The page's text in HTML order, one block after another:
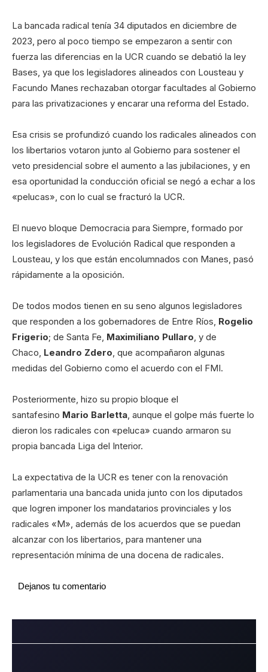
La bancada radical tenía 34 diputados en diciembre de
2023, pero al poco tiempo se empezaron a sentir con
fuerza las diferencias en la UCR cuando se debatió la ley
Bases, ya que los legisladores alineados con Lousteau y
Facundo Manes rechazaban otorgar facultades al Gobierno
para las privatizaciones y encarar una reforma del Estado.
Esa crisis se profundizó cuando los radicales alineados con
los libertarios votaron junto al Gobierno para sostener el
veto presidencial sobre el aumento a las jubilaciones, y en
esa oportunidad la conducción oficial se negó a echar a los
«pelucas», con lo cual se fracturó la UCR.
El nuevo bloque Democracia para Siempre, formado por
los legisladores de Evolución Radical que responden a
Lousteau, y los que están encolumnados con Manes, pasó
rápidamente a la oposición.
De todos modos tienen en su seno algunos legisladores
que responden a los gobernadores de Entre Ríos, Rogelio
Frigerio; de Santa Fe, Maximiliano Pullaro, y de
Chaco, Leandro Zdero, que acompañaron algunas
medidas del Gobierno como el acuerdo con el FMI.
Posteriormente, hizo su propio bloque el
santafesino Mario Barletta, aunque el golpe más fuerte lo
dieron los radicales con «peluca» cuando armaron su
propia bancada Liga del Interior.
La expectativa de la UCR es tener con la renovación
parlamentaria una bancada unida junto con los diputados
que logren imponer los mandatarios provinciales y los
radicales «M», además de los acuerdos que se puedan
alcanzar con los libertarios, para mantener una
representación mínima de una docena de radicales.
Dejanos tu comentario